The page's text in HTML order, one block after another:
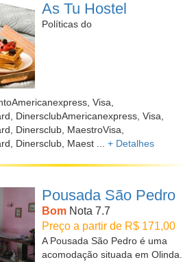
As Tu Hostel
Políticas do
Visa,
DinersclubAmericanexpress, Visa,
Dinersclub, MaestroVisa,
Dinersclub, Maest ... + Detalhes
Pousada São Pedro
Bom Nota 7.7
Preço a partir de R$ 171,00
A Pousada São Pedro é uma
acomodação situada em Olinda.